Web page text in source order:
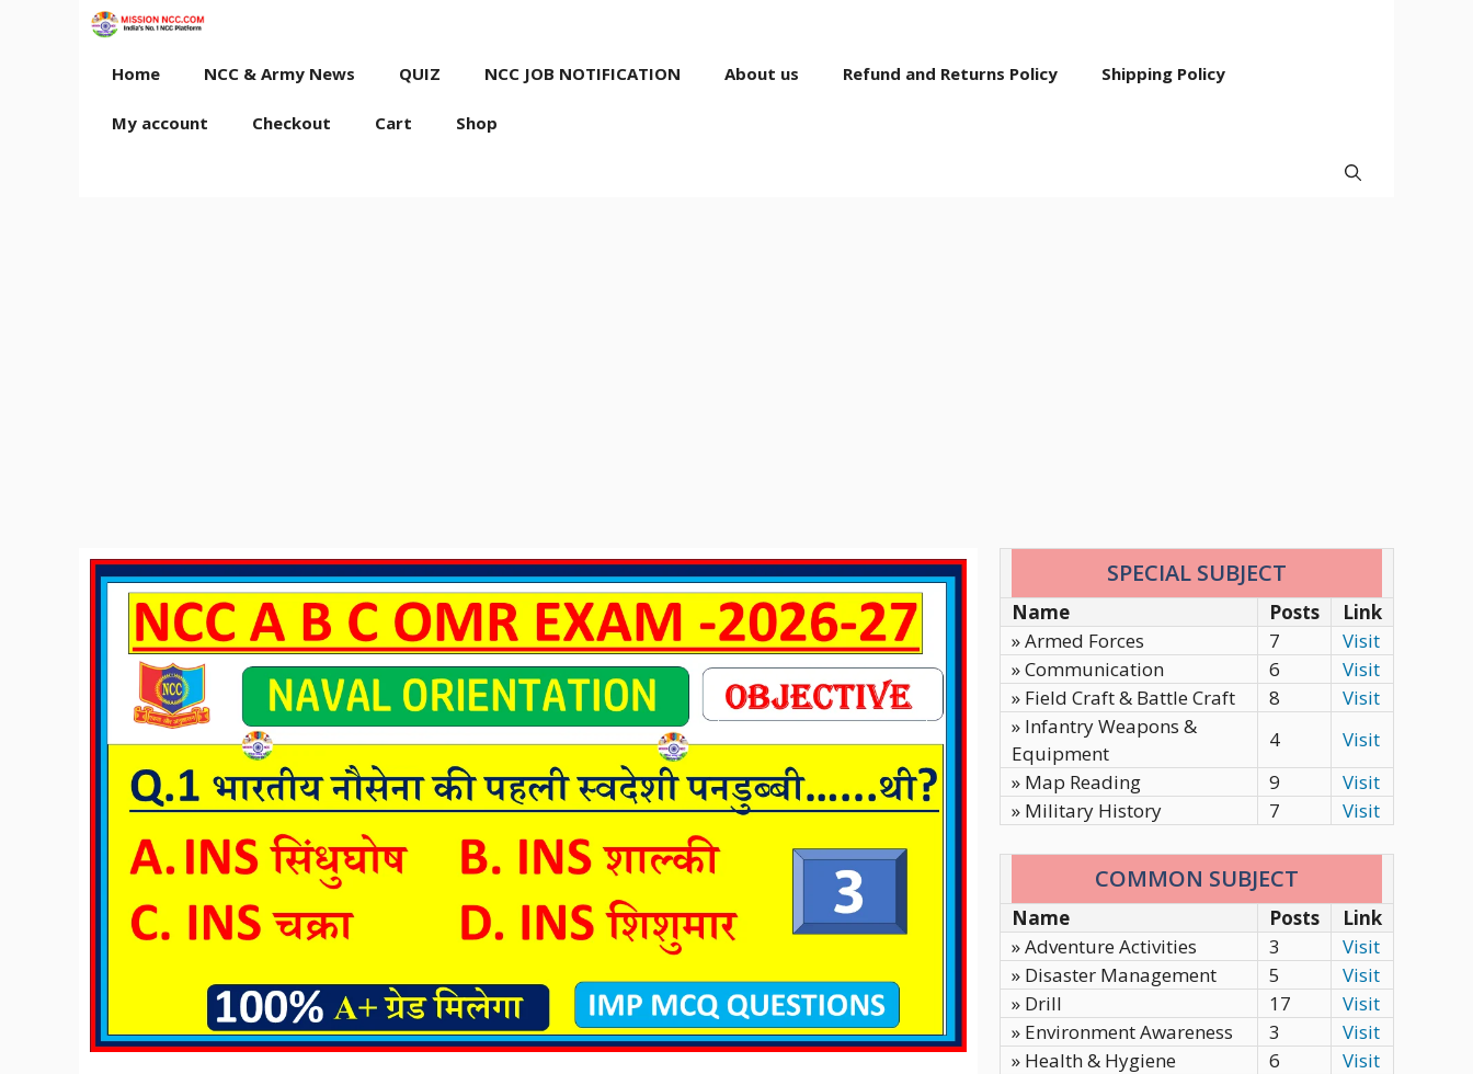
Home NCC & Army News QUIZ NCC JOB NOTIFICATION About us Refund and Returns Policy Shipping Policy
My account Checkout Cart Shop
SPECIAL SUBJECT
Name Posts
Link
» Armed Forces
7
Visit
» Communication
6
Visit
» Field Craft & Battle Craft
8
Visit
» Infantry Weapons &
Equipment
4
Visit
» Map Reading
9
Visit
» Military History
7 Visit
COMMON SUBJECT
Name Posts
Link
» Adventure Activities
3
Visit
» Disaster Management
5
Visit
» Drill
17
Visit
» Environment Awareness
3
Visit
» Health & Hygiene
6
Visit